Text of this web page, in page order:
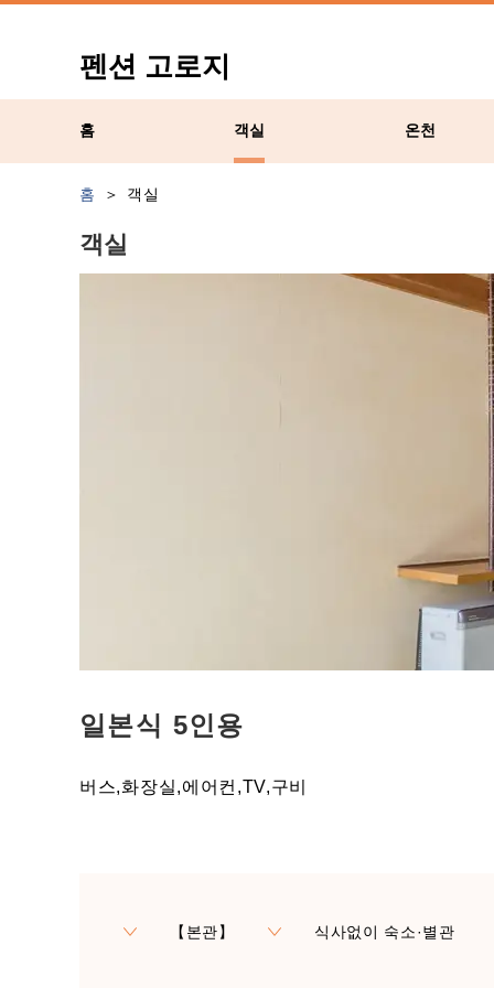
펜션 고로지
홈 객실 온천
홈 객실
객실
일본식 5인용
버스,화장실,에어컨,TV,구비
【본관】 식사없이 숙소·별관